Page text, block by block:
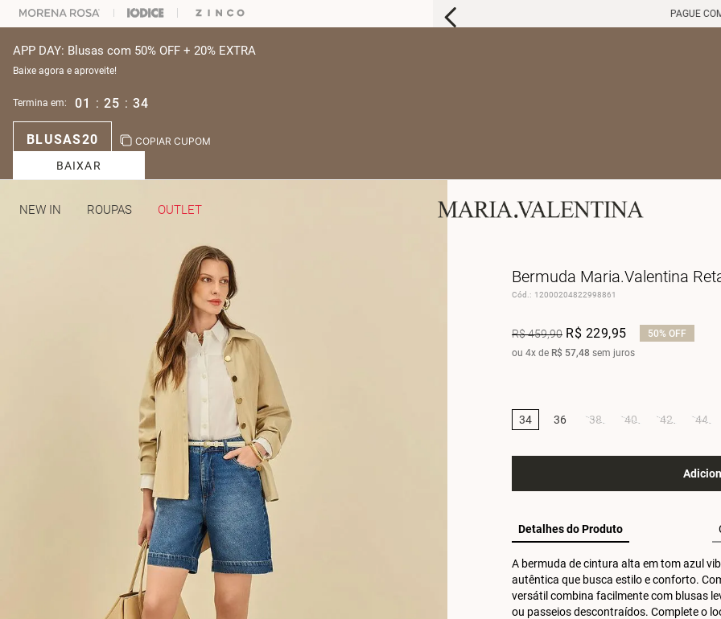
PAGUE COM PIX E GANHE 10% OFF
APP DAY: Blusas com 50% OFF + 20% EXTRA
Baixe agora e aproveite!
Termina em: 01 : 25 : 33
BLUSAS20 COPIAR CUPOM
BAIXAR
NEW IN ROUPAS OUTLET
Bermuda Maria.Valentina
Cód. : 12000204822998861
R$459,90 R$ 229,95 50% OFF
ou 4x de R$ 57,48 sem juros
34 36 38 40 42 44
Detalhes do Produto
A bermuda de cintura alta em tom azul
autêntica que busca estilo e conforto.
versátil combina facilmente com blusas
ou passeios descontraídos. Complete o